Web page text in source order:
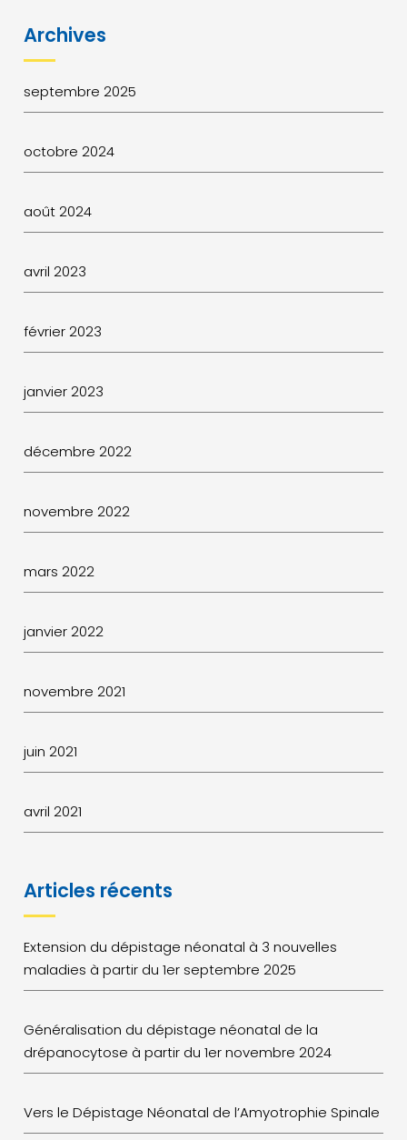
Archives
septembre 2025
octobre 2024
août 2024
avril 2023
février 2023
janvier 2023
décembre 2022
novembre 2022
mars 2022
janvier 2022
novembre 2021
juin 2021
avril 2021
Articles récents
Extension du dépistage néonatal à 3 nouvelles
maladies à partir du 1er septembre 2025
Généralisation du dépistage néonatal de la
drépanocytose à partir du 1er novembre 2024
Vers le Dépistage Néonatal de l’Amyotrophie Spinale